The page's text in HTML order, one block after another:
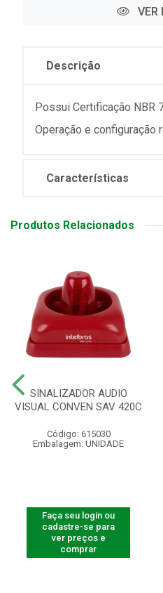
VER
Descrição
Possui Certificação NBR
Operação e configuração
Características
Produtos Relacionados
SINALIZADOR AUDIO
VISUAL CONVEN SAV 420C
Código: 615030
Embalagem: UNIDADE
Faça seu login ou
cadastre-se para
ver preços e
comprar